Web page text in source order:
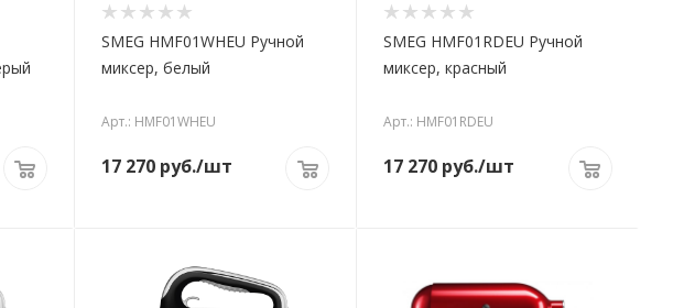
SMEG HMF01WHEU Ручной
миксер, белый
Арт.: HMF01WHEU
17 270руб./шт
SMEG HMF01RDEU Ручной
миксер, красный
Арт.: HMF01RDEU
17 270 руб./шт